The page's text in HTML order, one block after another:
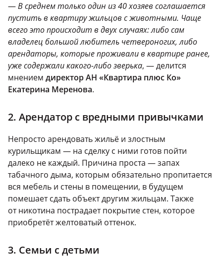
—В среднем только один из 40 хозяев соглашается
пустить в квартиру жильцов с животными. Чаще
всего это происходит в двух случаях: либо сам
владелец большой любитель четвероногих, либо
арендаторы, которые проживали в квартире ранее,
уже содержали какого-либо зверька, — делится
мнением директор АН «Квартира плюс Ко»
Екатерина Меренова.
2. Арендатор с вредными привычками
Непросто арендовать жильё и злостным
курильщикам — на сделку с ними готов пойти
далеко не каждый. Причина проста — запах
табачного дыма, которым обязательно пропитается
вся мебель и стены в помещении, в будущем
помешает сдать объект другим жильцам. Также
от никотина пострадает покрытие стен, которое
приобретёт желтоватый оттенок.
3. Семьи с детьми